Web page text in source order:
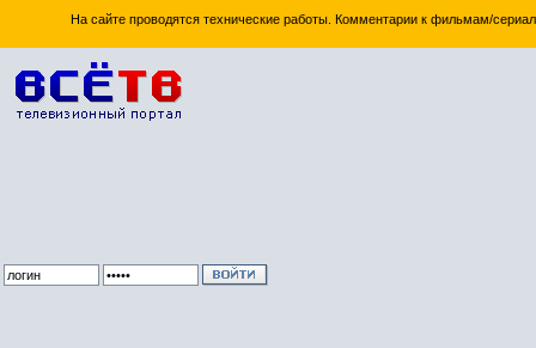
На сайте проводятся технические работы. Комментарии к фильмам/